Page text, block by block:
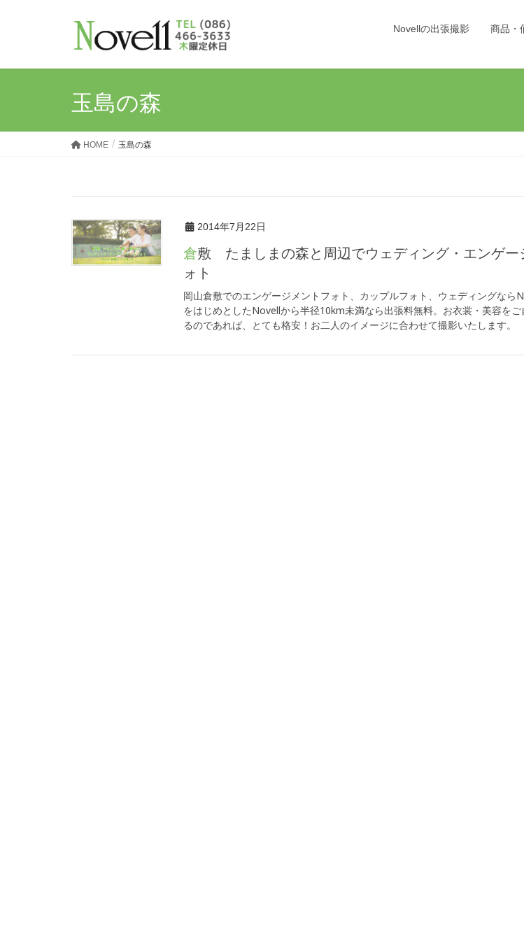
Novellの出張撮影 商品・
玉島の森
HOME 玉島の森
2014年7月22日
倉敷 たましまの森と周辺でウェディング・エンゲージメントフ
ォト
岡山倉敷でのエンゲージメントフォト、カップルフォト、ウェディングなら
をはじめとしたNovellから半径10km未満なら出張料無料。お衣裳・美容を
るのであれば、とても格安！お二人のイメージに合わせて撮影いたします。